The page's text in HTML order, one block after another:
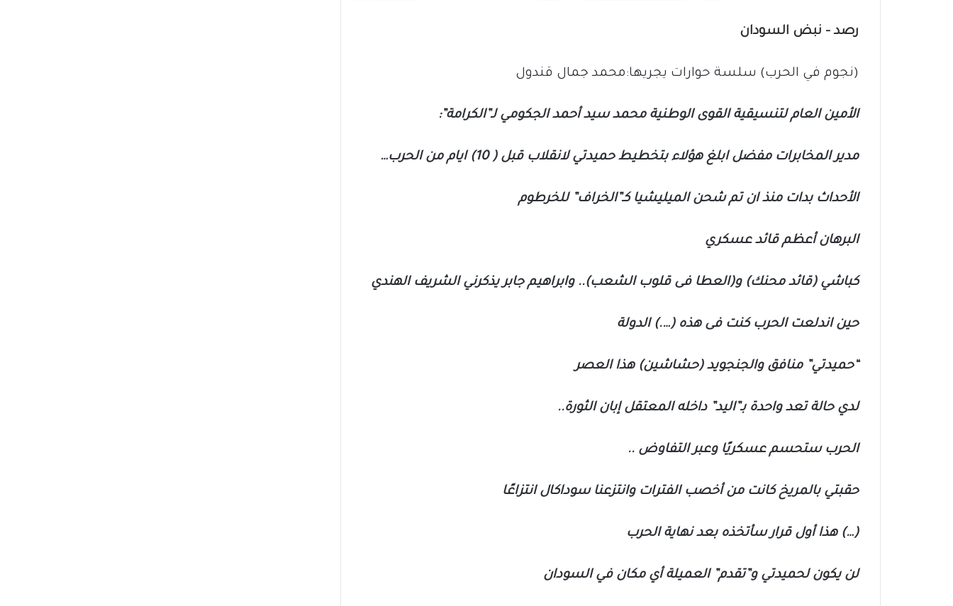
رصد – نبض السودان
(نجوم في الحرب) سلسة حوارات يجريها:محمد جمال قندول
الأمين العام لتنسيقية القوى الوطنية محمد سيد أحمد الجكومي لـ”الكرامة”:
مدير المخابرات مفضل ابلغ هؤلاء بتخطيط حميدتي لانقلاب قبل ( 10) ايام من الحرب…
الأحداث بدات منذ ان تم شحن الميليشيا كـ”الخراف” للخرطوم
البرهان أعظم قائد عسكري
كباشي (قائد محنك) و(العطا فى قلوب الشعب).. وابراهيم جابر يذكرني الشريف الهندي
حين اندلعت الحرب كنت فى هذه (….) الدولة
“حميدتي” منافق والجنجويد (حشاشين) هذا العصر
لدي حالة تعد واحدة بـ”اليد” داخله المعتقل إبان الثورة..
الحرب ستحسم عسكريًا وعبر التفاوض ..
حقبتي بالمريخ كانت من أخصب الفترات وانتزعنا سوداكال انتزاعًا
(…) هذا أول قرار سأتخذه بعد نهاية الحرب
لن يكون لحميدتي و”تقدم” العميلة أي مكان في السودان